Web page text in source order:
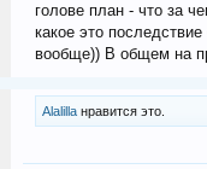
голове план - что за
какое это
вообще)) В общем на
Alalillaнравится это.